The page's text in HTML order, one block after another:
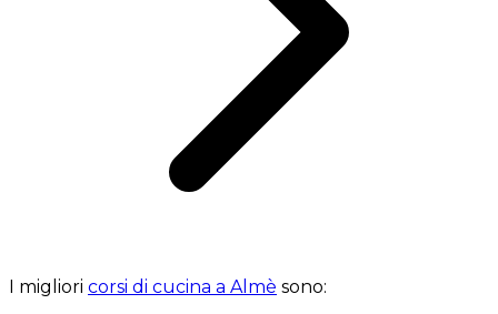
I migliori corsi di cucina a Almè sono: